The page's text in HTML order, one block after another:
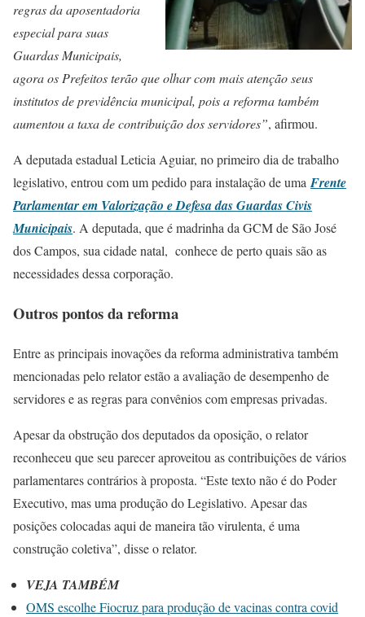
regras da aposentadoria
especial para suas
Guardas Municipais,
agora os Prefeitos terão que olhar com mais atenção seus
institutos de previdência municipal, pois a reforma também
aumentou a taxa de contribuição dos servidores”, afirmou.
A deputada estadual Leticia Aguiar, no primeiro dia de trabalho
legislativo, entrou com um pedido para instalação de umaFrente
Parlamentar em Valorização e Defesa das Guardas Civis
Municipais. A deputada, que é madrinha da GCM de São José
dos Campos, sua cidade natal, conhece de perto quais são as
necessidades dessa corporação.
Outros pontos da reforma
Entre as principais inovações da reforma administrativa também
mencionadas pelo relator estão a avaliação de desempenho de
servidores e as regras para convênios com empresas privadas.
Apesar da obstrução dos deputados da oposição, o relator
reconheceu que seu parecer aproveitou as contribuições de vários
parlamentares contrários à proposta. “Este texto não é do Poder
Executivo, mas uma produção do Legislativo. Apesar das
posições colocadas aqui de maneira tão virulenta, é uma
construção coletiva”, disse o relator.
VEJA TAMBÉM
OMS escolhe Fiocruz para produção de vacinas contra covid